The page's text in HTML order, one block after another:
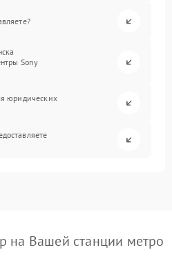
Sony
юридических
на Вашей станции метро